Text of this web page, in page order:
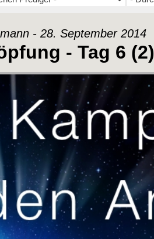
- 28. September 2014
- Tag 6 (2)